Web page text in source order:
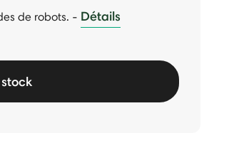
de robots. - Détails